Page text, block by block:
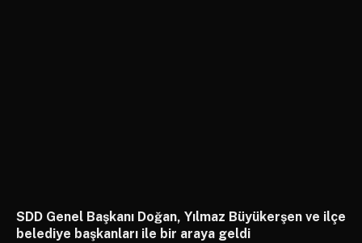
SDD Genel Başkanı Doğan, Yılmaz Büyükerşen ve ilçe
belediye başkanları ile bir araya geldi